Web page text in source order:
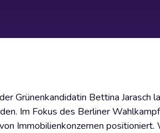
Grünenkandidatin Bettina Jarasch
Im Fokus des Berliner
Immobilienkonzernen